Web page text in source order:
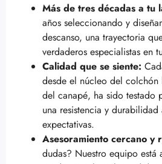
Más de tres décadas a tu
años seleccionando y
descanso, una trayectoria
verdaderos especialistas en
Calidad que se siente:
desde el núcleo del colchón
del canapé, ha sido testado
una resistencia y
expectativas.
Asesoramiento cercano y
dudas? Nuestro equipo está